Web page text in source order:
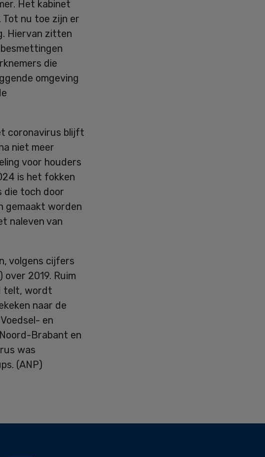
Het kabinet
nu toe zijn er
Hiervan zitten
die
omgeving
coronavirus blijft
niet meer
voor houders
is het fokken
die toch door
gemaakt worden
naleven van
volgens cijfers
2019. Ruim
telt, wordt
naar de
en
Brabant en
was
(ANP)